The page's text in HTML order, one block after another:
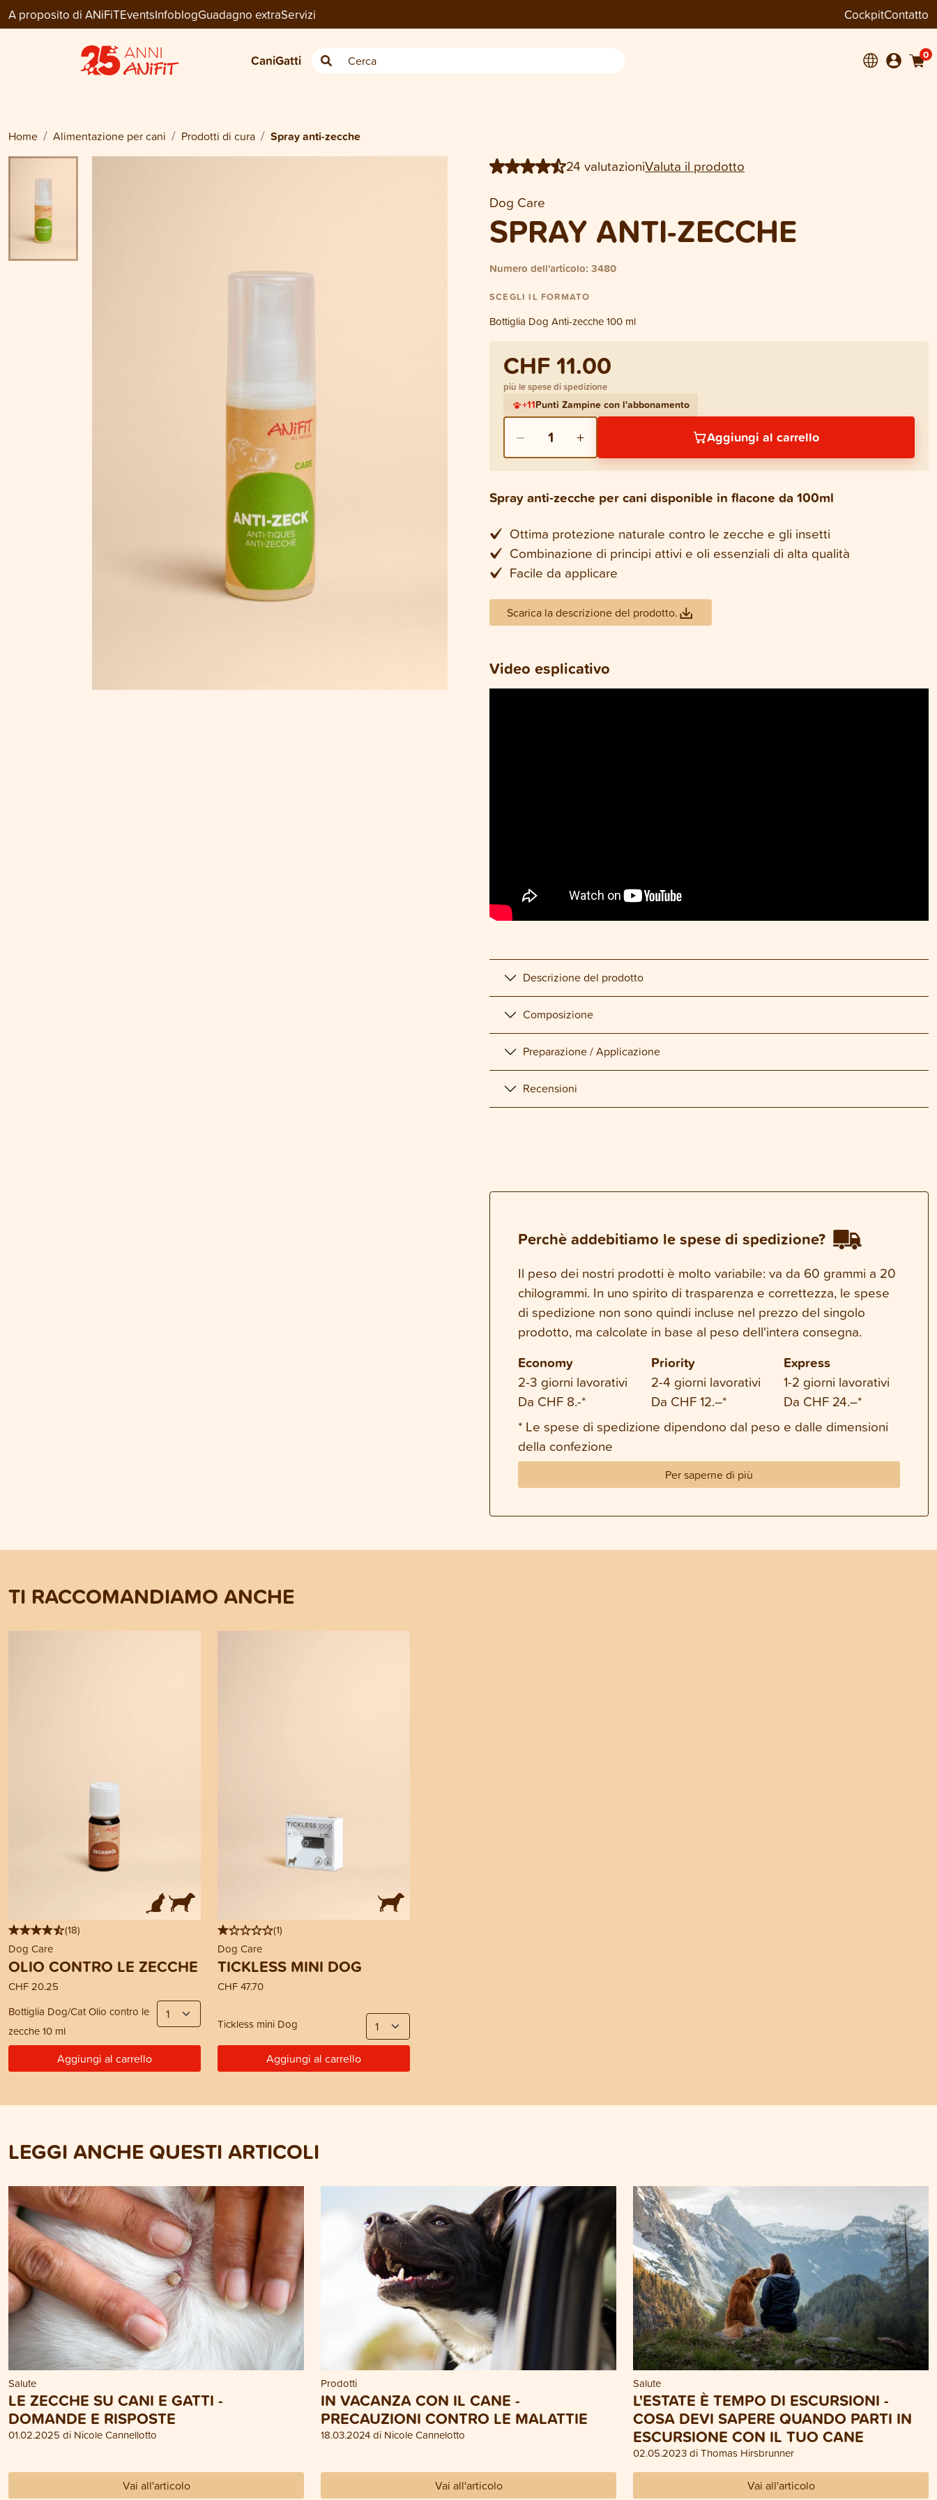
A proposito di ANiFiTEventsInfoblogGuadagno extraServizi CockpitContatto
CaniGatti 0
Dog Care
SPRAY ANTI-ZECCHE
CHF 11.00
Bottiglia Dog Anti-zecche 100 ml
Home Alimentazione per cani Prodotti di cura Spray anti-zecche
24 valutazioniValuta il prodotto
Dog Care
SPRAY ANTI-ZECCHE
Numero dell'articolo: 3480
SCEGLI IL FORMATO
Bottiglia Dog Anti-zecche 100 ml
CHF 11.00
più le spese di spedizione
+11Punti Zampine con l'abbonamento
− 1 + Aggiungi al carrello
Spray anti-zecche per cani disponible in flacone da 100ml
Ottima protezione naturale contro le zecche e gli insetti
Combinazione di principi attivi e oli essenziali di alta qualità
Facile da applicare
Scarica la descrizione del prodotto.
Video esplicativo
Descrizione del prodotto
Composizione
Preparazione / Applicazione
Recensioni
Perchè addebitiamo le spese di spedizione?
Il peso dei nostri prodotti è molto variabile: va da 60 grammi a 20
chilogrammi. In uno spirito di trasparenza e correttezza, le spese
di spedizione non sono quindi incluse nel prezzo del singolo
prodotto, ma calcolate in base al peso dell'intera consegna.
Economy
2-3 giorni lavorativi
Da CHF 8.-*
Priority
2-4 giorni lavorativi
Da CHF 12.–*
Express
1-2 giorni lavorativi
Da CHF 24.–*
* Le spese di spedizione dipendono dal peso e dalle dimensioni
della confezione
Per saperne di più
TI RACCOMANDIAMO ANCHE
(18)
Dog Care
OLIO CONTRO LE ZECCHE
CHF 20.25
Bottiglia Dog/Cat Olio contro le
zecche 10 ml
Aggiungi al carrello
(1)
Dog Care
TICKLESS MINI DOG
CHF 47.70
Tickless mini Dog
Aggiungi al carrello
LEGGI ANCHE QUESTI ARTICOLI
Salute
LE ZECCHE SU CANI E GATTI -
DOMANDE E RISPOSTE
01.02.2025 di Nicole Cannellotto
Vai all'articolo
Prodotti
IN VACANZA CON IL CANE -
PRECAUZIONI CONTRO LE MALATTIE
18.03.2024 di Nicole Cannelotto
Vai all'articolo
Salute
L'ESTATE È TEMPO DI ESCURSIONI -
COSA DEVI SAPERE QUANDO PARTI IN
ESCURSIONE CON IL TUO CANE
02.05.2023 di Thomas Hirsbrunner
Vai all'articolo